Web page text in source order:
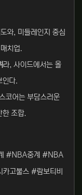
와, 미들레인지 중심
치업.
라, 사이드에서는 올
인다.
코어는 부담스러운
한 조합.
#NBA중계 #NBA
고불스 #람보티비